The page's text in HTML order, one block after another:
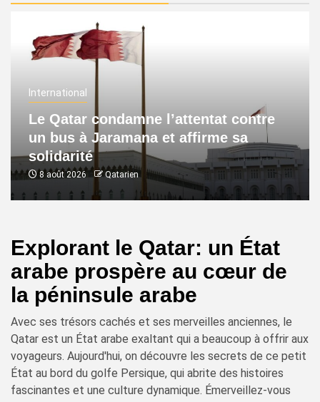
International
Le Qatar condamne l’attentat contre
un bus à Jaramana et affirme sa
solidarité
8 août 2026 Qatarien
Explorant le Qatar: un État
arabe prospère au cœur de
la péninsule arabe
Avec ses trésors cachés et ses merveilles anciennes, le
Qatar est un État arabe exaltant qui a beaucoup à offrir aux
voyageurs. Aujourd'hui, on découvre les secrets de ce petit
État au bord du golfe Persique, qui abrite des histoires
fascinantes et une culture dynamique. Émerveillez-vous